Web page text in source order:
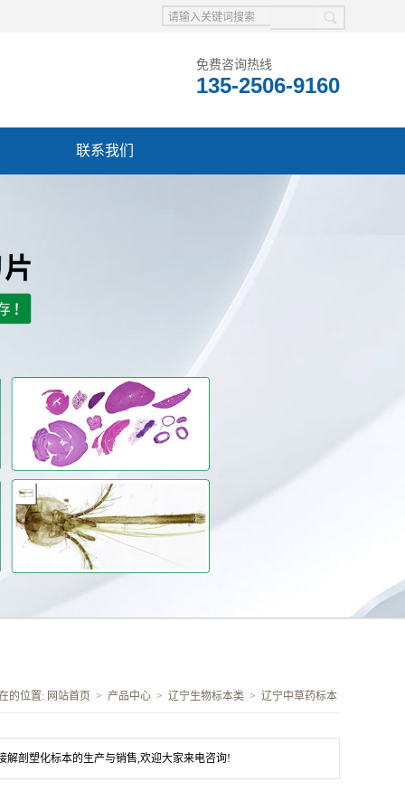
免费咨询热线
135-2506-9160
联系我们
的位置: 网站首页 > 产品中心 > 辽宁生物标本类 > 辽宁中草药标本
解剖塑化标本的生产与销售,欢迎大家来电咨询!